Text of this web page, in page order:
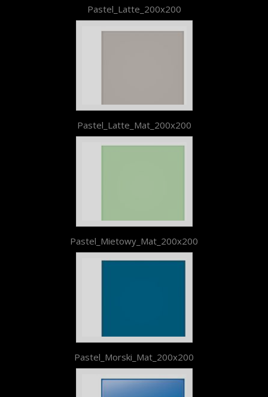
Pastel_Latte_200x200
Pastel_Latte_Mat_200x200
Pastel_Mietowy_Mat_200x200
Pastel_Morski_Mat_200x200